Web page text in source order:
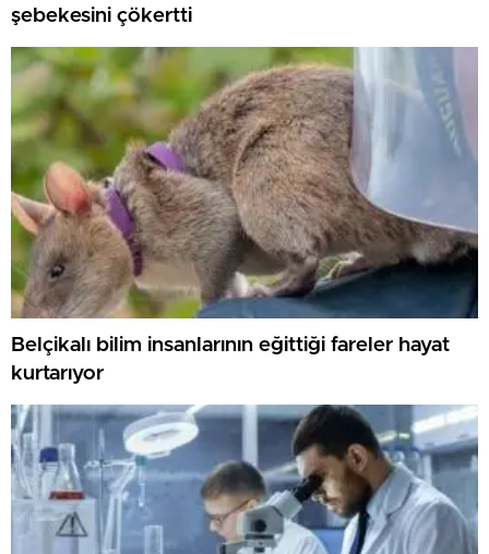
şebekesini çökertti
Belçikalı bilim insanlarının eğittiği fareler hayat
kurtarıyor